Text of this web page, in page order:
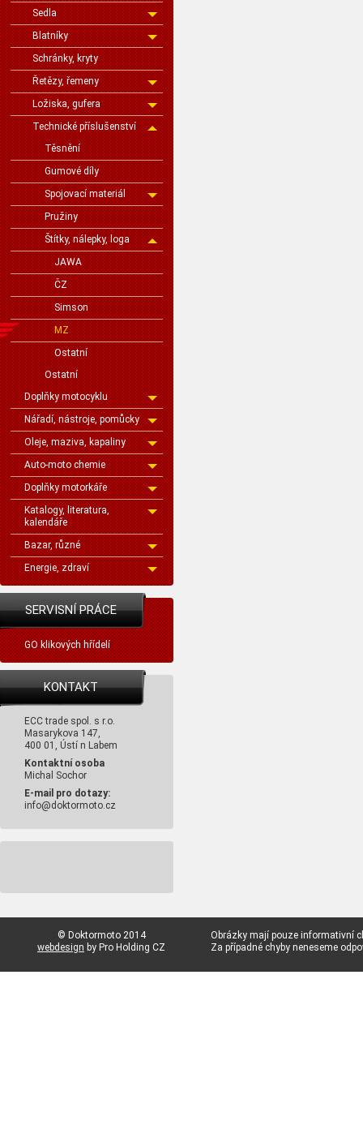
Sedla
Blatníky
Schránky, kryty
Řetězy, řemeny
Ložiska, gufera
Technické příslušenství
Těsnění
Gumové díly
Spojovací materiál
Pružiny
Štítky, nálepky, loga
JAWA
ČZ
Simson
MZ
Ostatní
Ostatní
Doplňky motocyklu
Nářadí, nástroje, pomůcky
Oleje, maziva, kapaliny
Auto-moto chemie
Doplňky motorkáře
Katalogy, literatura,
kalendáře
Bazar, různé
Energie, zdraví
SERVISNÍ PRÁCE
GO klikových hřídelí
KONTAKT
ECC trade spol. s r.o.
Masarykova 147,
400 01, Ústí n Labem
Kontaktní osoba
Michal Sochor
E-mail pro dotazy:
info@doktormoto.cz
© Doktormoto 2014
webdesign by Pro Holding CZ
Obrázky mají pouze informativní
Za případné chyby neneseme